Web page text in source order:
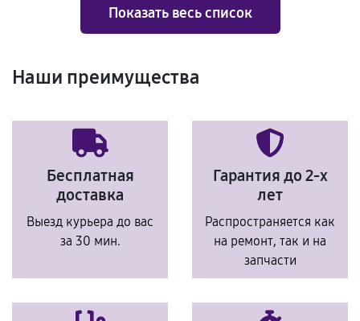
Показать весь список
Наши преимущества
Бесплатная
доставка
Выезд курьера до вас
за 30 мин.
Гарантия до 2-х
лет
Распространяется как
на ремонт, так и на
запчасти